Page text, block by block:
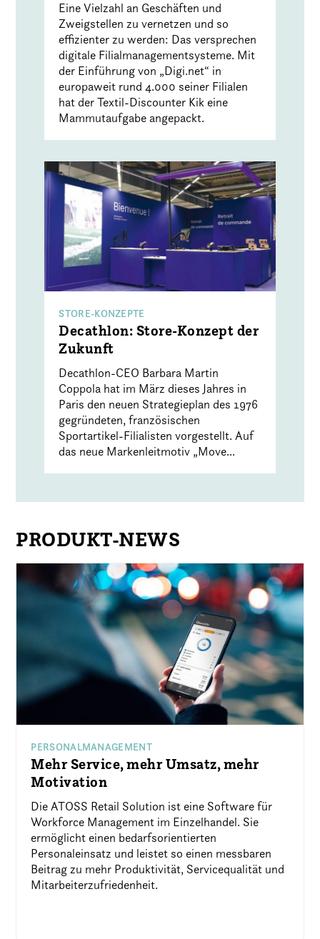
Eine Vielzahl an Geschäften und
Zweigstellen zu vernetzen und so
effizienter zu werden: Das versprechen
digitale Filialmanagementsysteme. Mit
der Einführung von „Digi.net“ in
europaweit rund 4.000 seiner Filialen
hat der Textil-Discounter Kik eine
Mammutaufgabe angepackt.
STORE-KONZEPTE
Decathlon: Store-Konzept der
Zukunft
Decathlon-CEO Barbara Martin
Coppola hat im März dieses Jahres in
Paris den neuen Strategieplan des 1976
gegründeten, französischen
Sportartikel-Filialisten vorgestellt. Auf
das neue Markenleitmotiv „Move...
PRODUKT-NEWS
PERSONALMANAGEMENT
Mehr Service, mehr Umsatz, mehr
Motivation
Die ATOSS Retail Solution ist eine Software für
Workforce Management im Einzelhandel. Sie
ermöglicht einen bedarfsorientierten
Personaleinsatz und leistet so einen messbaren
Beitrag zu mehr Produktivität, Servicequalität und
Mitarbeiterzufriedenheit.